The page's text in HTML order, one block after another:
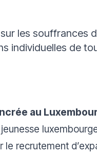
les souffrances
individuelles de
au
recrutement